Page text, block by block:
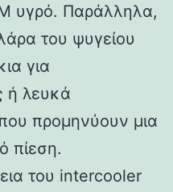
υγρό. Παράλληλα,
του ψυγείου
για
ή λευκά
προμηνύουν μια
πίεση.
του intercooler